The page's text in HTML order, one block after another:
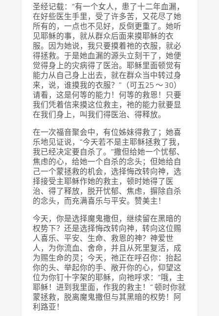
圣经记载：“有一个女人，患了十二年血漏，
在好些医生手里，受了许多苦，又花尽了她
所有的，一点也不见好，反倒更重了。她听
见耶稣的事，就从群众后面来摸耶稣的衣
服。因为她说，我只要摸着祂的衣服，就必
得拯救。于是她血漏的源头立刻干了，她便
觉得身上的灾病得了医治。耶稣里面顿觉有
能力从自己身上出去，就在群众当中转过身
来，说，谁摸我的衣服？”（可五25 ～ 30）
请看，这是何等的能力！何等的救恩！只要
我们凭着信来摸这位救主，祂的能力就要显
在我们身上，叫我们得医治、得释放。
在一次福音聚会中，有位姊妹得救了；她喜
乐地见证说，“今天若不是主耶稣拯救了我，
我已经决定要自杀了。”撒但给她一个忧郁、
焦虑的心，给她一个自杀的念头；但她给自
己一个蒙拯救的机会，选择悔改转向神，选
择接受主耶稣作她的救主，顿时她得了医
治、得了释放，脱开忧郁、焦虑，摒除自杀
的念头，而充满喜乐与平安。赞美主！
今天，你是选择魔鬼撒但，继续留在黑暗的
权势下？还是选择悔改转向神，转向这位赐
人喜乐、平安、生命、救恩的神？神爱世
人，为你流血、舍命，并且从死里复活，成
为赐生命的灵；今天，祂正在呼召你：抬起
你的头、举起你的手、敞开你的心，仰望这
位为你钉十字架的耶稣，向祂呼求：“哦，主
耶稣！进到我里面，作我的救主！” 顿时你就
蒙拯救，脱离魔鬼撒但与其黑暗的权势！阿
利路亚！